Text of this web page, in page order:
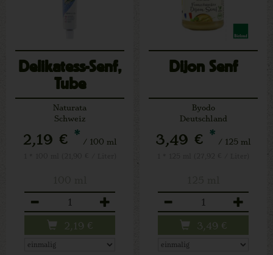
Delikatess-Senf,
Tube
Naturata
Schweiz
2,19 € * / 100 ml
2,19 €
Dijon Senf
Byodo
Deutschland
3,49 € * / 125 ml
3,49 €